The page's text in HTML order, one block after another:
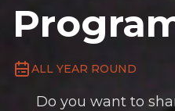
ALL YEAR ROUND
Do you want to